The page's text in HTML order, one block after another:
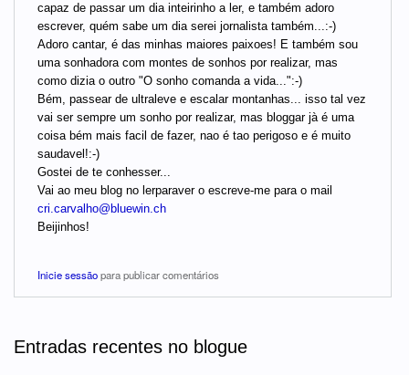
capaz de passar um dia inteirinho a ler, e também adoro
escrever, quém sabe um dia serei jornalista também...:-)
Adoro cantar, é das minhas maiores paixoes! E também sou
uma sonhadora com montes de sonhos por realizar, mas
como dizia o outro "O sonho comanda a vida...":-)
Bém, passear de ultraleve e escalar montanhas... isso tal vez
vai ser sempre um sonho por realizar, mas bloggar jà é uma
coisa bém mais facil de fazer, nao é tao perigoso e é muito
saudavel!:-)
Gostei de te conhesser...
Vai ao meu blog no lerparaver o escreve-me para o mail
cri.carvalho@bluewin.ch
Beijinhos!
Inicie sessãopara publicar comentários
Entradas recentes no blogue